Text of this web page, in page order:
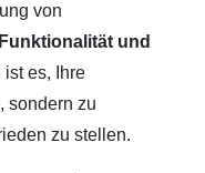
von
und
ist es, Ihre
sondern zu
zu stellen.